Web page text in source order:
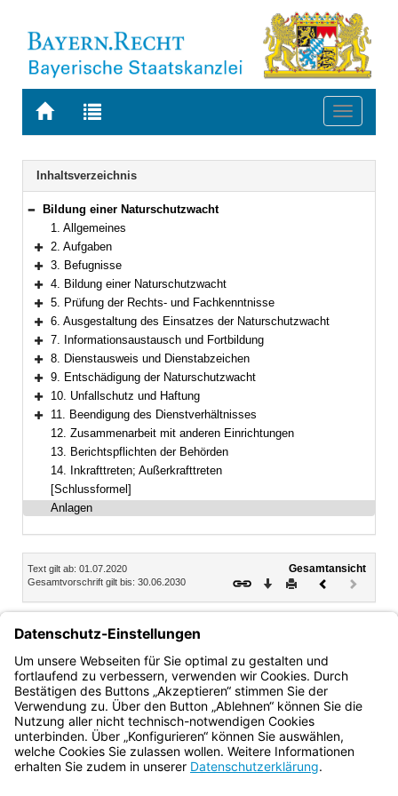
Zur
BAYERN.RECHT
Zur
letzten
Suche
Toggle
Navigation
Inhaltsverzeichnis
Bereich reduzieren
Bildung einer Naturschutzwacht
1. Allgemeines
Bereich erweitern
2. Aufgaben
Bereich erweitern
3. Befugnisse
Bereich erweitern
4. Bildung einer Naturschutzwacht
Bereich erweitern
5. Prüfung der Rechts- und Fachkenntnisse
Bereich erweitern
6. Ausgestaltung des Einsatzes der Naturschutzwacht
Bereich erweitern
7. Informationsaustausch und Fortbildung
Bereich erweitern
8. Dienstausweis und Dienstabzeichen
Bereich erweitern
9. Entschädigung der Naturschutzwacht
Bereich erweitern
10. Unfallschutz und Haftung
Bereich erweitern
11. Beendigung des Dienstverhältnisses
12. Zusammenarbeit mit anderen Einrichtungen
13. Berichtspflichten der Behörden
14. Inkrafttreten; Außerkrafttreten
[Schlussformel]
Anlagen
Inhalt
Text gilt ab: 01.07.2020
Gesamtvorschrift gilt bis: 30.06.2030
Gesamtansicht
Download
DruckenVorheriges
(inaktiv)
Anlage 2 – Streifenbericht
Anlage 3 – Dienstausweis
Bayern.de
BayernPortal